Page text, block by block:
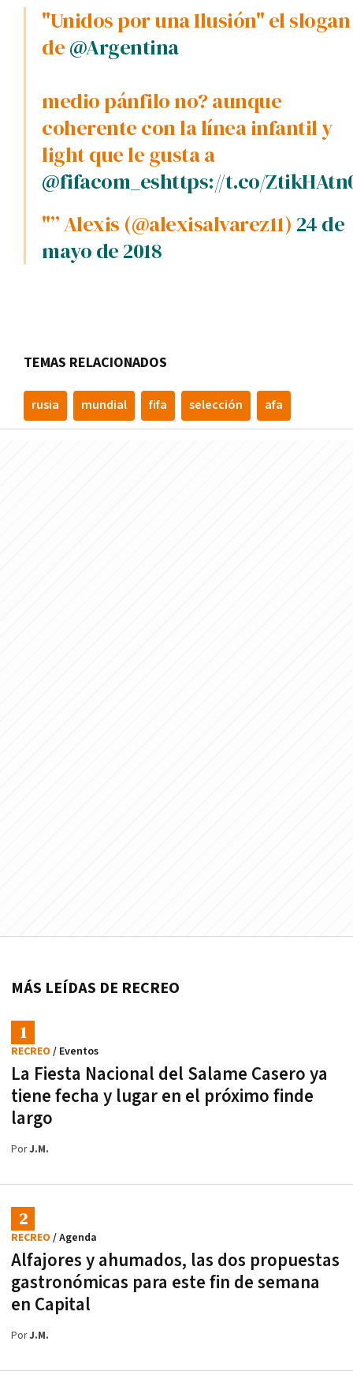
"Unidos por una Ilusión" el slogan
de@Argentina
medio pánfilo no? aunque
coherente con la lí­nea infantil y
light que le gusta a
@fifacom_eshttps://t.co/
"” Alexis (@alexisalvarez11) 24 de
mayo de 2018
TEMAS RELACIONADOS
rusia mundial fifa selección afa
MÁS LEÍDAS DE RECREO
La Fiesta Nacional del Salame Casero ya
tiene fecha y lugar en el próximo finde
largo
RECREO / Eventos
PorJ.M.
Alfajores y ahumados, las dos propuestas
gastronómicas para este fin de semana
en Capital
RECREO / Agenda
PorJ.M.